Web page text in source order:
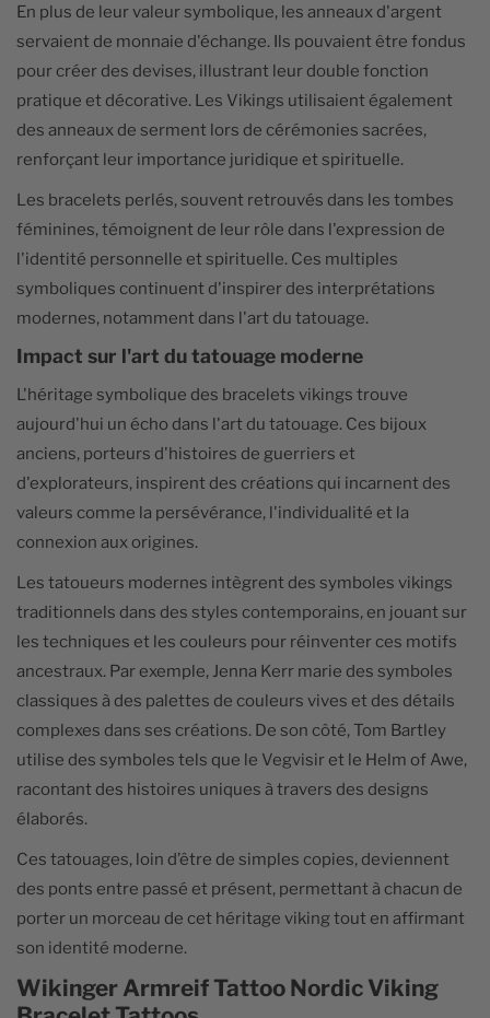
En plus de leur valeur symbolique, les anneaux d'argent
servaient de monnaie d'échange. Ils pouvaient être fondus
pour créer des devises, illustrant leur double fonction
pratique et décorative. Les Vikings utilisaient également
des anneaux de serment lors de cérémonies sacrées,
renforçant leur importance juridique et spirituelle.
Les bracelets perlés, souvent retrouvés dans les tombes
féminines, témoignent de leur rôle dans l'expression de
l'identité personnelle et spirituelle. Ces multiples
symboliques continuent d'inspirer des interprétations
modernes, notamment dans l'art du tatouage.
Impact sur l'art du tatouage moderne
L'héritage symbolique des bracelets vikings trouve
aujourd'hui un écho dans l'art du tatouage. Ces bijoux
anciens, porteurs d'histoires de guerriers et
d'explorateurs, inspirent des créations qui incarnent des
valeurs comme la persévérance, l'individualité et la
connexion aux origines.
Les tatoueurs modernes intègrent des symboles vikings
traditionnels dans des styles contemporains, en jouant sur
les techniques et les couleurs pour réinventer ces motifs
ancestraux. Par exemple, Jenna Kerr marie des symboles
classiques à des palettes de couleurs vives et des détails
complexes dans ses créations. De son côté, Tom Bartley
utilise des symboles tels que le Vegvisir et le Helm of Awe,
racontant des histoires uniques à travers des designs
élaborés.
Ces tatouages, loin d’être de simples copies, deviennent
des ponts entre passé et présent, permettant à chacun de
porter un morceau de cet héritage viking tout en affirmant
son identité moderne.
Wikinger Armreif Tattoo Nordic Viking